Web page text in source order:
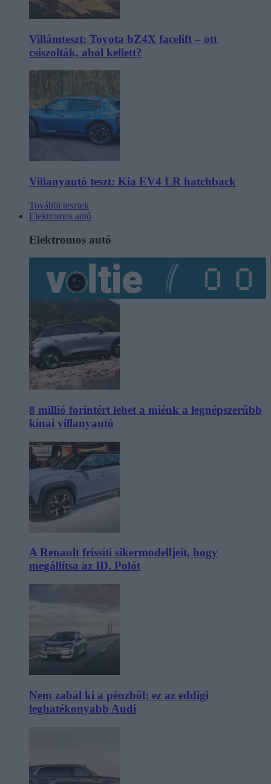
Villámteszt: Toyota bZ4X facelift – ott
csiszolták, ahol kellett?
Villanyautó teszt: Kia EV4 LR hatchback
További tesztek
Elektromos autó
Elektromos autó
8 millió forintért lehet a miénk a legnépszerűbb
kínai villanyautó
A Renault frissíti sikermodelljeit, hogy
megállítsa az ID. Polót
Nem zabál ki a pénzből: ez az eddigi
leghatékonyabb Audi